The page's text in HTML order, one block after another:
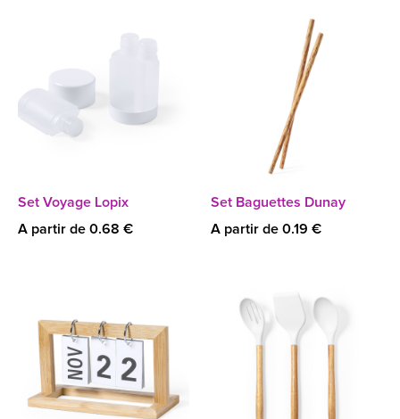
Set Voyage Lopix
A partir de 0.68 €
Set Baguettes Dunay
A partir de 0.19 €